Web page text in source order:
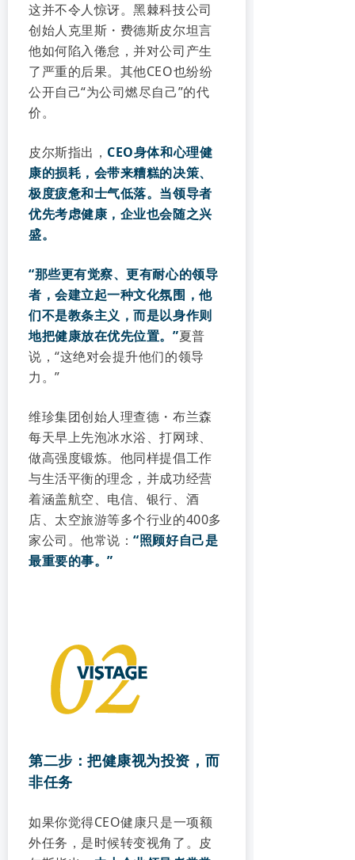
这并不令人惊讶。黑棘科技公司
创始人克里斯・费德斯皮尔坦言
他如何陷入倦怠，并对公司产生
了严重的后果。其他CEO也纷纷
公开自己“为公司燃尽自己”的代
价。
皮尔斯指出， CEO身体和心理健
康的损耗，会带来糟糕的决策、
极度疲惫和士气低落。当领导者
优先考虑健康，企业也会随之兴
盛。
“那些更有觉察、更有耐心的领导
者，会建立起一种文化氛围，他
们不是教条主义，而是以身作则
地把健康放在优先位置。”夏普
说，“这绝对会提升他们的领导
力。”
维珍集团创始人理查德・布兰森
每天早上先泡冰水浴、打网球、
做高强度锻炼。他同样提倡工作
与生活平衡的理念，并成功经营
着涵盖航空、电信、银行、酒
店、太空旅游等多个行业的400多
家公司。他常说：“照顾好自己是
最重要的事。”
第二步：把健康视为投资，而
非任务
如果你觉得CEO健康只是一项额
外任务，是时候转变视角了。皮